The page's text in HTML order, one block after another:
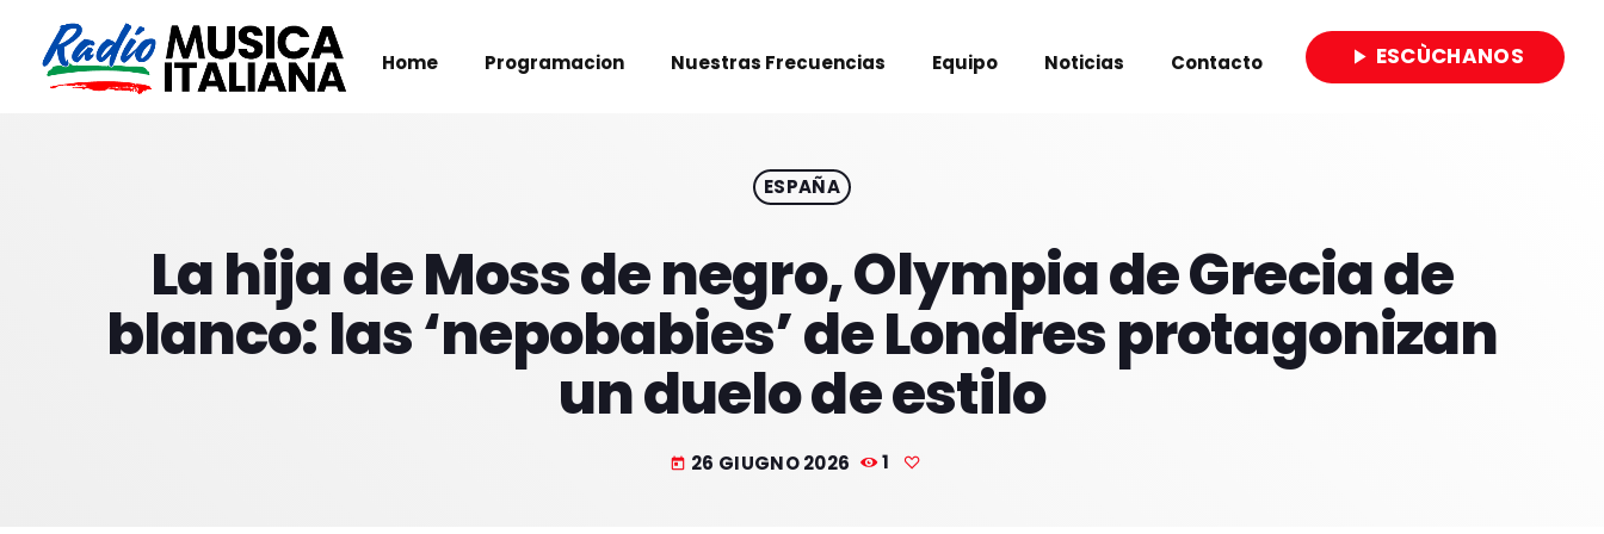
Home Programacion Nuestras Frecuencias Equipo Noticias Contacto play_arrow ESCÙCHANOS
ESPAÑA
La hija de Moss de negro, Olympia de Grecia de
blanco: las ‘nepobabies’ de Londres protagonizan
un duelo de estilo
today 26 GIUGNO 2026 1